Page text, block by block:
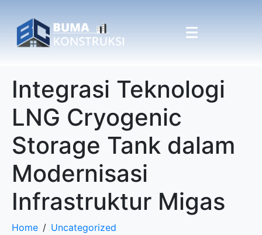
Integrasi Teknologi
LNG Cryogenic
Storage Tank dalam
Modernisasi
Infrastruktur Migas
Home
Uncategorized